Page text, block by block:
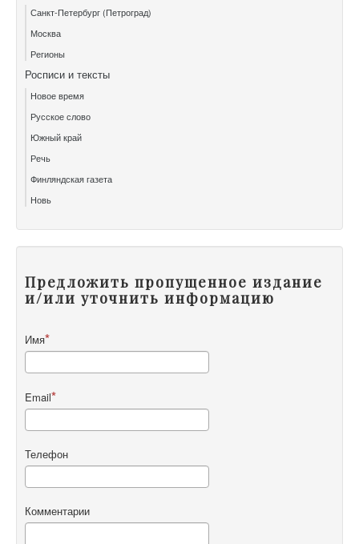
Санкт-Петербург (Петроград)
Москва
Регионы
Росписи и тексты
Новое время
Русское слово
Южный край
Речь
Финляндская газета
Новь
Предложить пропущенное издание
и/или уточнить информацию
Имя
Email
Телефон
Комментарии